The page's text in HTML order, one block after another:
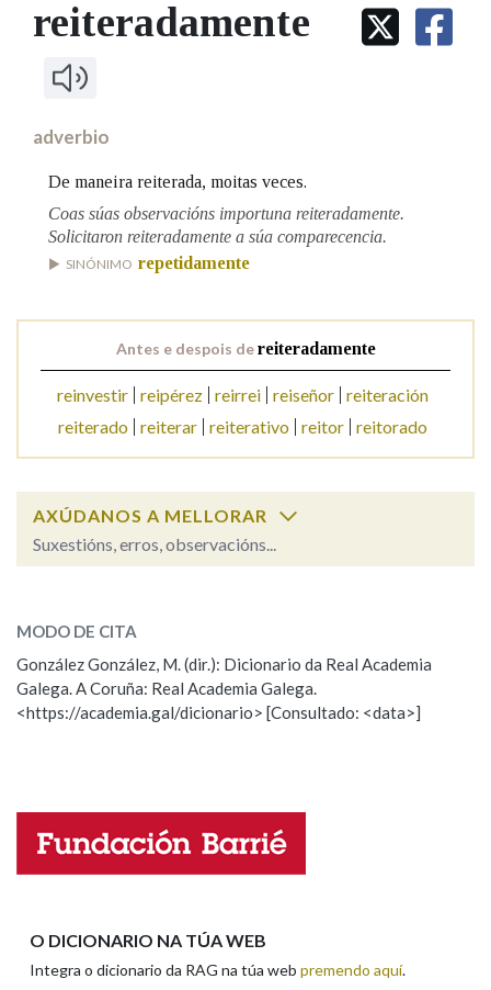
IDENTIDADE CORPORATIVA
MARCIAL DEL ADALID
FIGURAS HOMENAXEADAS
Facebook
TwitterYoutubeInstagram
Bluesky
BUSCAR NOS LEMAS
Comeza por
Contén
BUSCAR NO CONTIDO
Nas definicións
Na fraseoloxía
Marcas gramaticais
LIMPAR
reiteradamente
adverbio
De maneira reiterada, moitas veces.
Coas súas observacións importuna reiteradamente.
Solicitaron reiteradamente a súa comparecencia.
SINÓNIMO repetidamente
Antes e despois dereiteradamente
reinvestir reipérez reirrei reiseñor reiteración
reiterado reiterar reiterativo reitor reitorado
AXÚDANOS A MELLORAR
Suxestións, erros, observacións...
ESCOLLE UNHA OPCIÓN:
Observación Hai un erro na palabra
Propoño mellorar a definición
Nome
MODO DE CITA
González González, M. (dir.): Dicionario da Real Academia
Galega. A Coruña: Real Academia Galega.
<https://academia.gal/dicionario> [Consultado: <data>]
O DICIONARIO NA TÚA WEB
Integra o dicionario da RAG na túa web premendo aquí.